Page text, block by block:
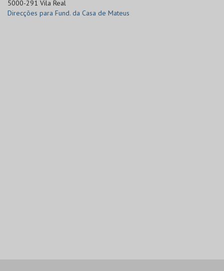
5000-291 Vila Real
Direcções para Fund. da Casa de Mateus